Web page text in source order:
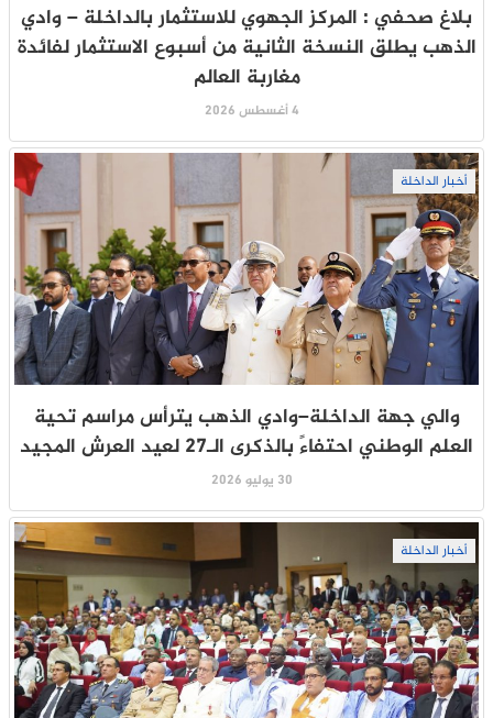
بلاغ صحفي : المركز الجهوي للاستثمار بالداخلة – وادي
الذهب يطلق النسخة الثانية من أسبوع الاستثمار لفائدة
مغاربة العالم
4 أغسطس 2026
أخبار الداخلة
والي جهة الداخلة–وادي الذهب يترأس مراسم تحية
العلم الوطني احتفاءً بالذكرى الـ27 لعيد العرش المجيد
30 يوليو 2026
أخبار الداخلة